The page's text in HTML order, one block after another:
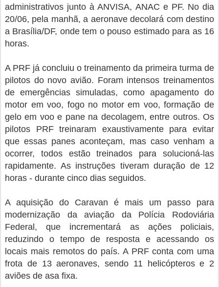
administrativos junto à ANVISA, ANAC e PF. No dia
20/06, pela manhã, a aeronave decolará com destino
a Brasília/DF, onde tem o pouso estimado para as 16
horas.
A PRF já concluiu o treinamento da primeira turma de
pilotos do novo avião. Foram intensos treinamentos
de emergências simuladas, como apagamento do
motor em voo, fogo no motor em voo, formação de
gelo em voo e pane na decolagem, entre outros. Os
pilotos PRF treinaram exaustivamente para evitar
que essas panes aconteçam, mas caso venham a
ocorrer, todos estão treinados para solucioná-las
rapidamente. As instruções tiveram duração de 12
horas - durante cinco dias seguidos.
A aquisição do Caravan é mais um passo para
modernização da aviação da Polícia Rodoviária
Federal, que incrementará as ações policiais,
reduzindo o tempo de resposta e acessando os
locais mais remotos do país. A PRF conta com uma
frota de 13 aeronaves, sendo 11 helicópteros e 2
aviões de asa fixa.